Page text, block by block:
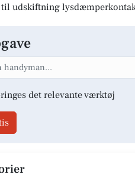
udskiftning
det relevante værktøj